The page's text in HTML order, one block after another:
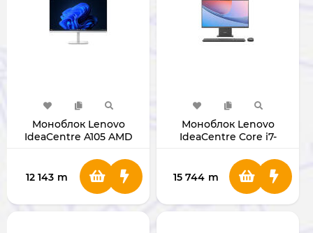
Моноблок Lenovo
IdeaCentre A105 AMD
512GB 23.8" White
F0JS002NAK
12 143 m
Моноблок Lenovo
IdeaCentre Core i7-
8/512GB (LUNA GREY)
15 744 m